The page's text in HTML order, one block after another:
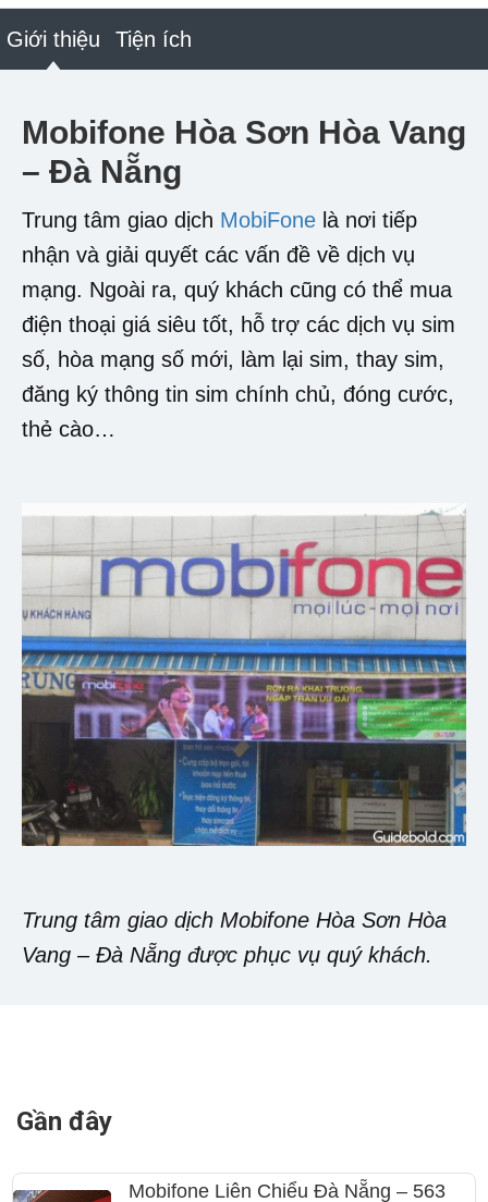
Giới thiệu Tiện ích
Mobifone Hòa Sơn Hòa Vang
– Đà Nẵng
Trung tâm giao dịch MobiFone là nơi tiếp
nhận và giải quyết các vấn đề về dịch vụ
mạng. Ngoài ra, quý khách cũng có thể mua
điện thoại giá siêu tốt, hỗ trợ các dịch vụ sim
số, hòa mạng số mới, làm lại sim, thay sim,
đăng ký thông tin sim chính chủ, đóng cước,
thẻ cào…
Trung tâm giao dịch Mobifone Hòa Sơn Hòa
Vang – Đà Nẵng được phục vụ quý khách.
Gần đây
Mobifone Liên Chiểu Đà Nẵng – 563